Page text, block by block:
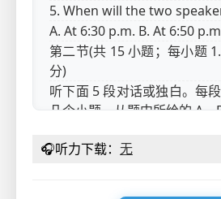
5. When will the two
A. At 6:30 p.m. B. At 6:50
第二节(共 15 小题；每小题
分)
听下面 5 段对话或独白。每
几个小题，从题中所给的 A、
时间阅读各个小题，每小题 5
🎧听力下载： 无